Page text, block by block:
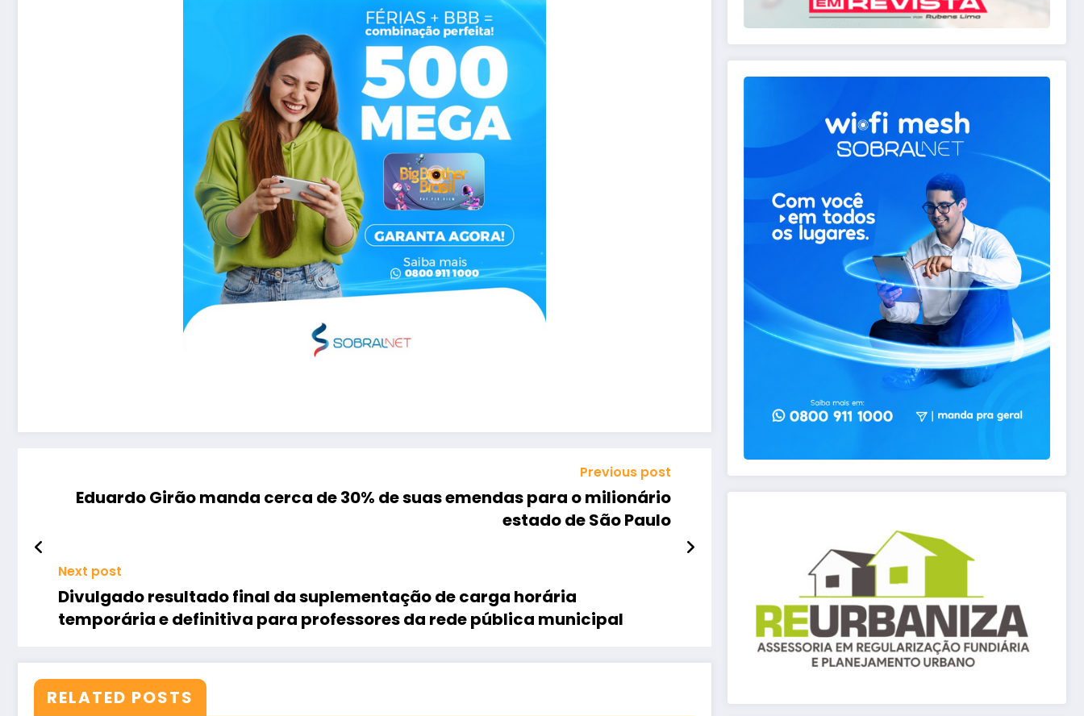
Previous post
Eduardo Girão manda cerca de 30% de suas emendas para o milionário
estado de São Paulo
Next post
Divulgado resultado final da suplementação de carga horária
temporária e definitiva para professores da rede pública municipal
RELATED POSTS